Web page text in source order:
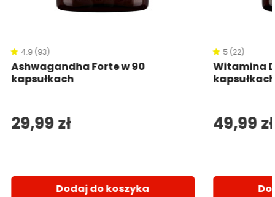
4.9 (93)
Ashwagandha Forte w 90
kapsułkach
29,99 zł
Dodaj do koszyka
5 (22)
Witamina
kapsułkach
49,99 zł